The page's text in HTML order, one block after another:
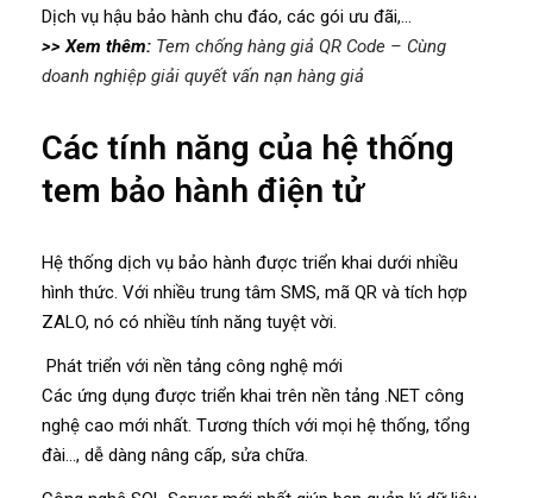
Dịch vụ hậu bảo hành chu đáo, các gói ưu đãi,…
>> Xem thêm: Tem chống hàng giả QR Code – Cùng
doanh nghiệp giải quyết vấn nạn hàng giả
Các tính năng của hệ thống
tem bảo hành điện tử
Hệ thống dịch vụ bảo hành được triển khai dưới nhiều
hình thức. Với nhiều trung tâm SMS, mã QR và tích hợp
ZALO, nó có nhiều tính năng tuyệt vời.
Phát triển với nền tảng công nghệ mới
Các ứng dụng được triển khai trên nền tảng .NET công
nghệ cao mới nhất. Tương thích với mọi hệ thống, tổng
đài…, dễ dàng nâng cấp, sửa chữa.